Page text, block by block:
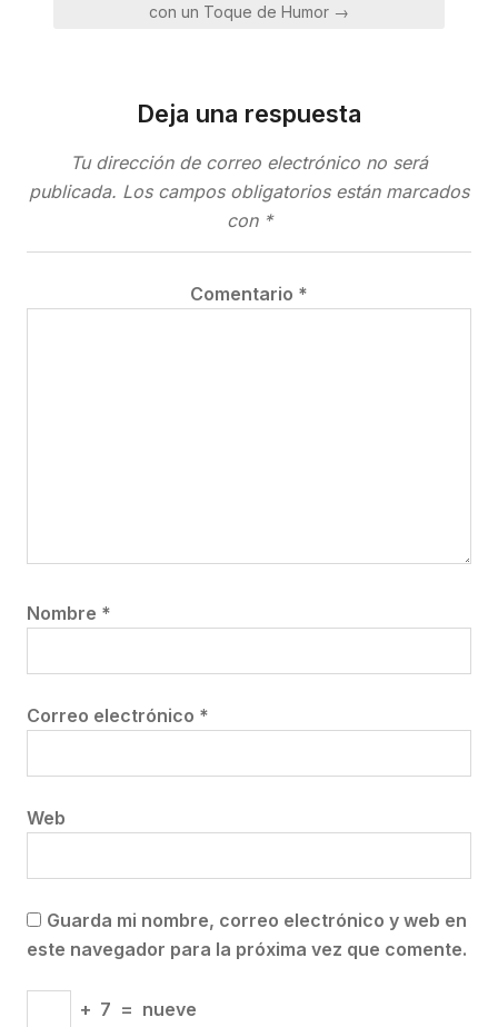
con un Toque de Humor →
Deja una respuesta
Tu dirección de correo electrónico no será
publicada. Los campos obligatorios están marcados
con *
Comentario *
Nombre *
Correo electrónico *
Web
Guarda mi nombre, correo electrónico y web en
este navegador para la próxima vez que comente.
+ 7 = nueve